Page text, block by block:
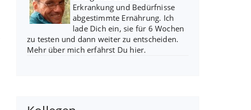
Erkrankung und Bedürfnisse
abgestimmte Ernährung. Ich
lade Dich ein, sie für 6 Wochen
zu testen und dann weiter zu entscheiden.
Mehr über mich erfährst Du hier.